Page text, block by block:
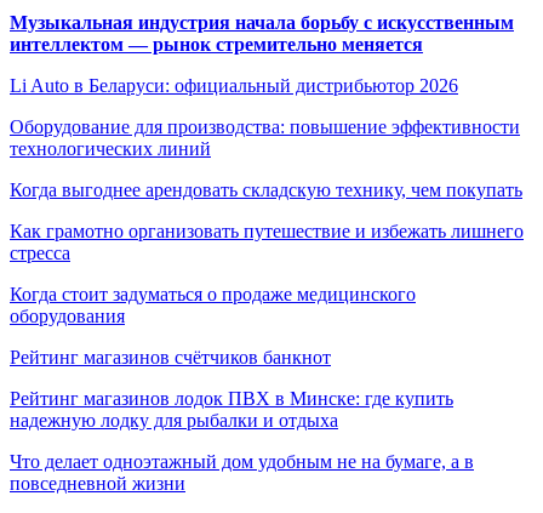
Музыкальная индустрия начала борьбу с искусственным
интеллектом — рынок стремительно меняется
Li Auto в Беларуси: официальный дистрибьютор 2026
Оборудование для производства: повышение эффективности
технологических линий
Когда выгоднее арендовать складскую технику, чем покупать
Как грамотно организовать путешествие и избежать лишнего
стресса
Когда стоит задуматься о продаже медицинского
оборудования
Рейтинг магазинов счётчиков банкнот
Рейтинг магазинов лодок ПВХ в Минске: где купить
надежную лодку для рыбалки и отдыха
Что делает одноэтажный дом удобным не на бумаге, а в
повседневной жизни